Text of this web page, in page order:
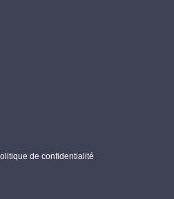
de confidentialité